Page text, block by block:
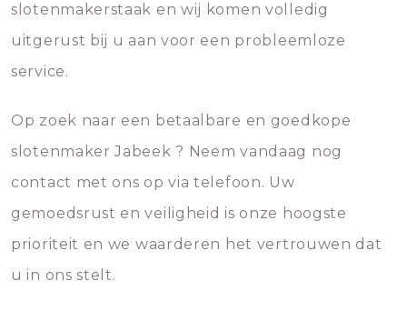
slotenmakerstaak en wij komen volledig
uitgerust bij u aan voor een probleemloze
service.
Op zoek naar een betaalbare en goedkope
slotenmaker Jabeek ? Neem vandaag nog
contact met ons op via telefoon. Uw
gemoedsrust en veiligheid is onze hoogste
prioriteit en we waarderen het vertrouwen dat
u in ons stelt.